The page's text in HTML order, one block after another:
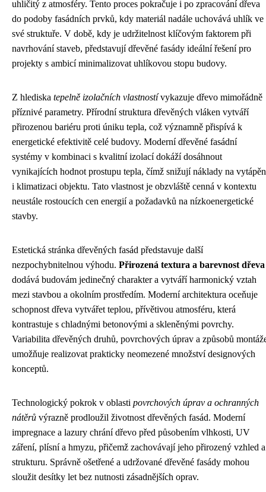
uhličitý z atmosféry. Tento proces pokračuje i po zpracování dřeva
do podoby fasádních prvků, kdy materiál nadále uchovává uhlík ve
své struktuře. V době, kdy je udržitelnost klíčovým faktorem při
navrhování staveb, představují dřevěné fasády ideální řešení pro
projekty s ambicí minimalizovat uhlíkovou stopu budovy.
Z hlediska tepelně izolačních vlastnostívykazuje dřevo mimořádně
příznivé parametry. Přírodní struktura dřevěných vláken vytváří
přirozenou bariéru proti úniku tepla, což významně přispívá k
energetické efektivitě celé budovy. Moderní dřevěné fasádní
systémy v kombinaci s kvalitní izolací dokáží dosáhnout
vynikajících hodnot prostupu tepla, čímž snižují náklady na
i klimatizaci objektu. Tato vlastnost je obzvláště cenná v kontextu
neustále rostoucích cen energií a požadavků na nízkoenergetické
stavby.
Estetická stránka dřevěných fasád představuje další
nezpochybnitelnou výhodu. Přirozená textura a barevnost dřeva
dodává budovám jedinečný charakter a vytváří harmonický vztah
mezi stavbou a okolním prostředím. Moderní architektura oceňuje
schopnost dřeva vytvářet teplou, přívětivou atmosféru, která
kontrastuje s chladnými betonovými a skleněnými povrchy.
Variabilita dřevěných druhů, povrchových úprav a způsobů
umožňuje realizovat prakticky neomezené množství designových
konceptů.
Technologický pokrok v oblasti povrchových úprav a ochranných
nátěrů výrazně prodloužil životnost dřevěných fasád. Moderní
impregnace a lazury chrání dřevo před působením vlhkosti, UV
záření, plísní a hmyzu, přičemž zachovávají jeho přirozený vzhled a
strukturu. Správně ošetřené a udržované dřevěné fasády mohou
sloužit desítky let bez nutnosti zásadnějších oprav.